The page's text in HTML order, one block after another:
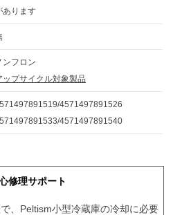
あります
ンフロン
ップサイクル対象製品
4571497891526
4571497891540
修理サポート
、Peltism小型冷蔵庫の冷却に必要